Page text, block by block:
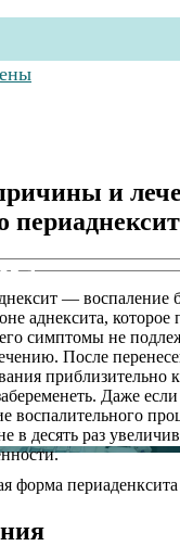
и
—
аднексита, которое
симптомы не
После
приблизительно
Даже если
воспалительного
в десять раз